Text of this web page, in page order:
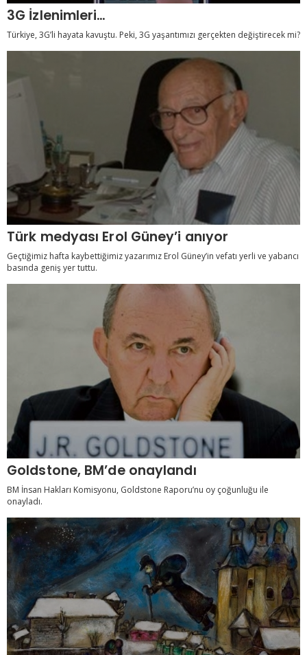
3G İzlenimleri…
Türkiye, 3G’li hayata kavuştu. Peki, 3G yaşantımızı gerçekten değiştirecek mi?
Türk medyası Erol Güney’i anıyor
Geçtiğimiz hafta kaybettiğimiz yazarımız Erol Güney’in vefatı yerli ve yabancı
basında geniş yer tuttu.
Goldstone, BM’de onaylandı
BM İnsan Hakları Komisyonu, Goldstone Raporu’nu oy çoğunluğu ile
onayladı.